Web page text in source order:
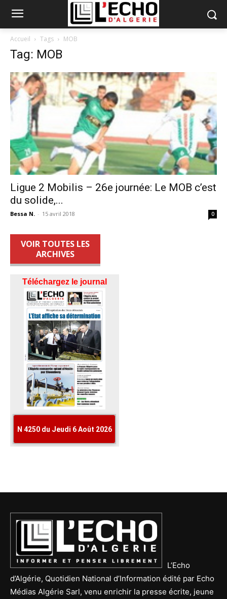
Accueil Tags MOB
Tag: MOB
Ligue 2 Mobilis – 26e journée: Le MOB c’est
du solide,...
Bessa N. - 15 avril 2018 0
VOIR TOUTES LES
ARCHIVES
L’Echo
d’Algérie, Quotidien National d’Information édité par Echo
Médias Algérie Sarl, venu enrichir la presse écrite, jeune